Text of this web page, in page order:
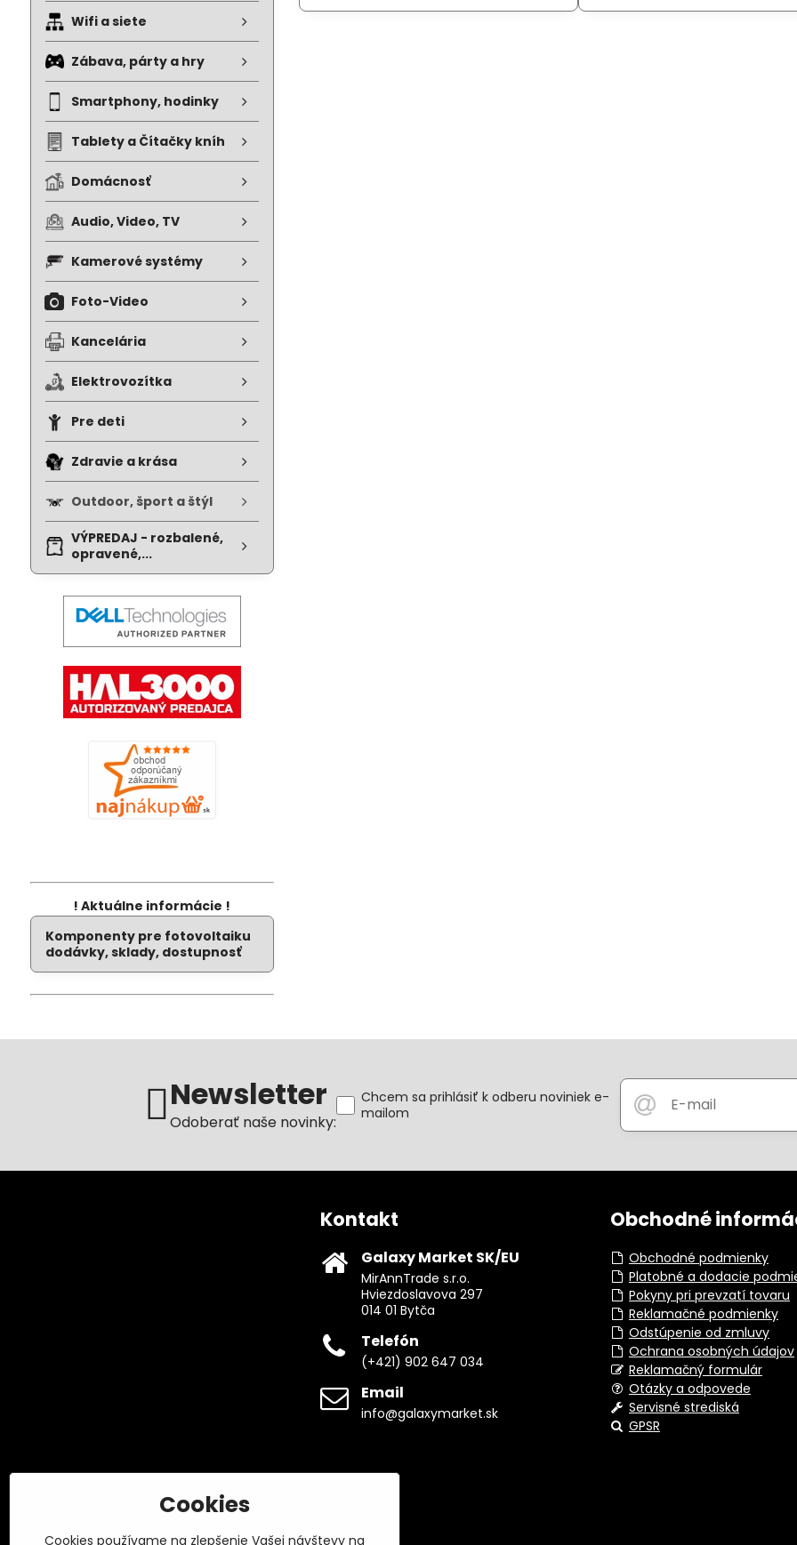
Wifi a siete
Zábava, párty a hry
Smartphony, hodinky
Tablety a Čítačky kníh
Domácnosť
Audio, Video, TV
Kamerové systémy
Foto-Video
Kancelária
Elektrovozítka
Pre deti
Zdravie a krása
Outdoor, šport a štýl
VÝPREDAJ - rozbalené,
opravené,...
! Aktuálne informácie !
Komponenty pre fotovoltaiku
dodávky, sklady, dostupnosť
Newsletter
Odoberať naše novinky:
Chcem sa prihlásiť k odberu noviniek e-
mailom
Kontakt
Galaxy Market SK/EU
MirAnnTrade s.r.o.
Hviezdoslavova 297
014 01 Bytča
Telefón
(+421) 902 647 034
Email
info@galaxymarket.sk
Obchodné
Obchodné podmienky
Platobné a dodacie
Pokyny pri prevzatí tovaru
Reklamačné podmienky
Odstúpenie od zmluvy
Ochrana osobných údajov
Reklamačný formulár
Otázky a odpovede
Servisné strediská
GPSR
Cookies
Cookies používame na zlepšenie Vašej návštevy na